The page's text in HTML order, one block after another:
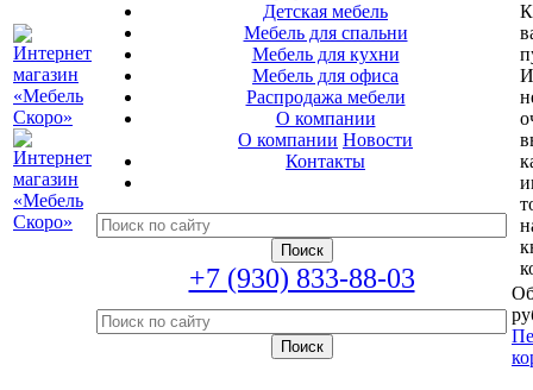
Детская мебель
Мебель для спальни
Мебель для кухни
Мебель для офиса
Распродажа мебели
О компании
О компании Новости
Контакты
+7 (930) 833-88-03